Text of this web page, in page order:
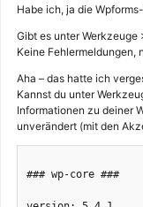
Habe ich, ja die
Gibt es unter Werkzeuge
Keine Fehlermeldungen,
Aha – das hatte ich
Kannst du unter
Informationen zu deiner
unverändert (mit den
### wp-core ###